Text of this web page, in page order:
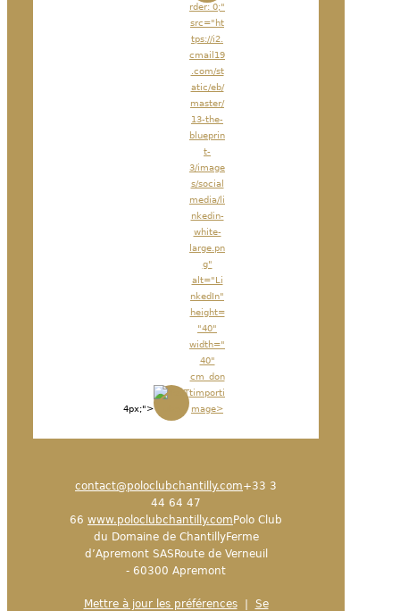
4px;">
rder: 0;"
src="ht
tps://i2.
cmail19
.com/st
atic/eb/
master/
13-the-
blueprin
t-
3/image
s/social
media/li
nkedin-
white-
large.pn
g"
alt="Li
nkedIn"
height=
"40"
width="
40"
cm_don
timporti
mage>
contact@poloclubchantilly.com+33 3
44 64 47
66 www.poloclubchantilly.comPolo Club
du Domaine de ChantillyFerme
d’Apremont SASRoute de Verneuil
- 60300 Apremont
Mettre à jour les préférences| Se